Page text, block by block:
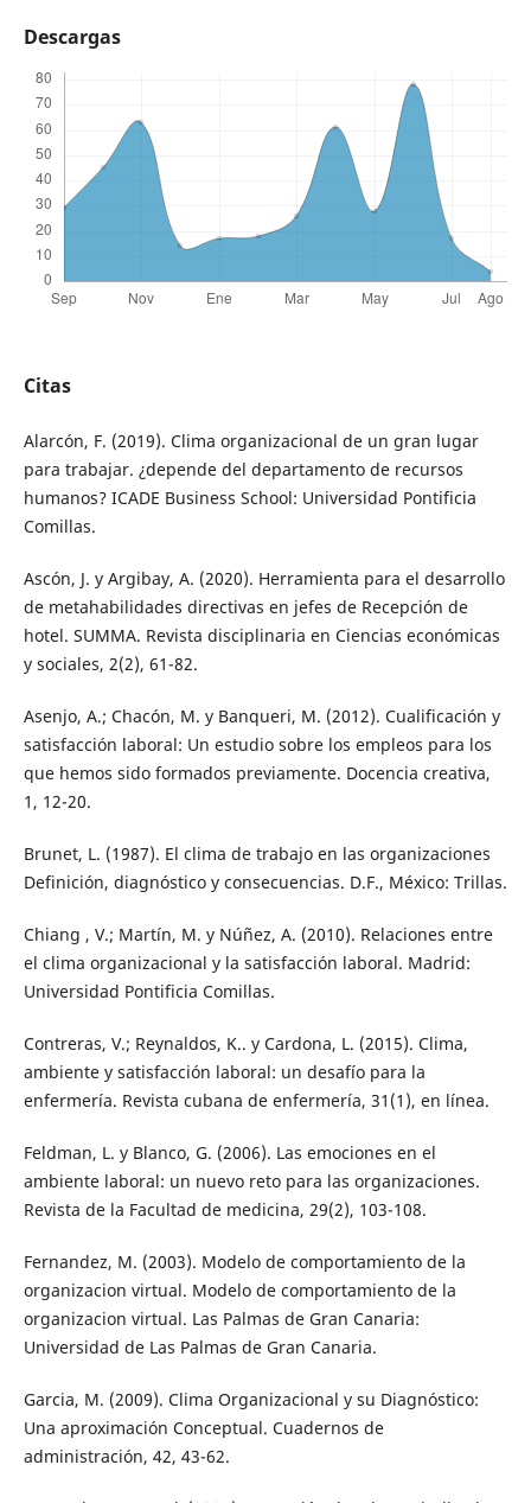
Descargas
Citas
Alarcón, F. (2019). Clima organizacional de un gran lugar
para trabajar. ¿depende del departamento de recursos
humanos? ICADE Business School: Universidad Pontificia
Comillas.
Ascón, J. y Argibay, A. (2020). Herramienta para el desarrollo
de metahabilidades directivas en jefes de Recepción de
hotel. SUMMA. Revista disciplinaria en Ciencias económicas
y sociales, 2(2), 61-82.
Asenjo, A.; Chacón, M. y Banqueri, M. (2012). Cualificación y
satisfacción laboral: Un estudio sobre los empleos para los
que hemos sido formados previamente. Docencia creativa,
1, 12-20.
Brunet, L. (1987). El clima de trabajo en las organizaciones
Definición, diagnóstico y consecuencias. D.F., México: Trillas.
Chiang , V.; Martín, M. y Núñez, A. (2010). Relaciones entre
el clima organizacional y la satisfacción laboral. Madrid:
Universidad Pontificia Comillas.
Contreras, V.; Reynaldos, K.. y Cardona, L. (2015). Clima,
ambiente y satisfacción laboral: un desafío para la
enfermería. Revista cubana de enfermería, 31(1), en línea.
Feldman, L. y Blanco, G. (2006). Las emociones en el
ambiente laboral: un nuevo reto para las organizaciones.
Revista de la Facultad de medicina, 29(2), 103-108.
Fernandez, M. (2003). Modelo de comportamiento de la
organizacion virtual. Modelo de comportamiento de la
organizacion virtual. Las Palmas de Gran Canaria:
Universidad de Las Palmas de Gran Canaria.
Garcia, M. (2009). Clima Organizacional y su Diagnóstico:
Una aproximación Conceptual. Cuadernos de
administración, 42, 43-62.